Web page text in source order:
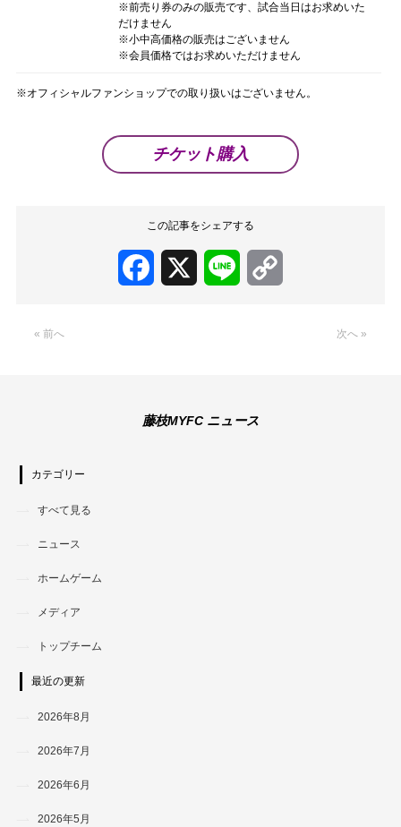
※前売り券のみの販売です、試合当日はお求めいた
だけません
※小中高価格の販売はございません
※会員価格ではお求めいただけません
※オフィシャルファンショップでの取り扱いはございません。
チケット購入
この記事をシェアする
Facebook Line
« 前へ 次へ »
藤枝MYFC ニュース
カテゴリー
すべて見る
ニュース
ホームゲーム
メディア
トップチーム
最近の更新
2026年8月
2026年7月
2026年6月
2026年5月